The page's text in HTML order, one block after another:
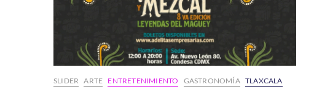
de
«El
Ranchero»
SLIDER ARTE ENTRETENIMIENTO GASTRONOMÍA TLAXCALA